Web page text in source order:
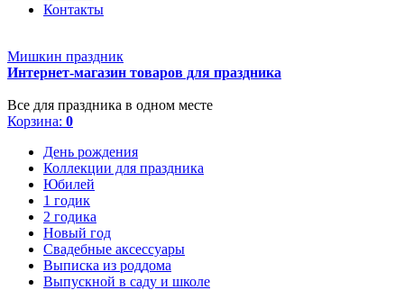
Контакты
Мишкин праздник
Интернет-магазин товаров для праздника
Все для праздника в одном месте
Корзина: 0
День рождения
Коллекции для праздника
Юбилей
1 годик
2 годика
Новый год
Свадебные аксессуары
Выписка из роддома
Выпускной в саду и школе